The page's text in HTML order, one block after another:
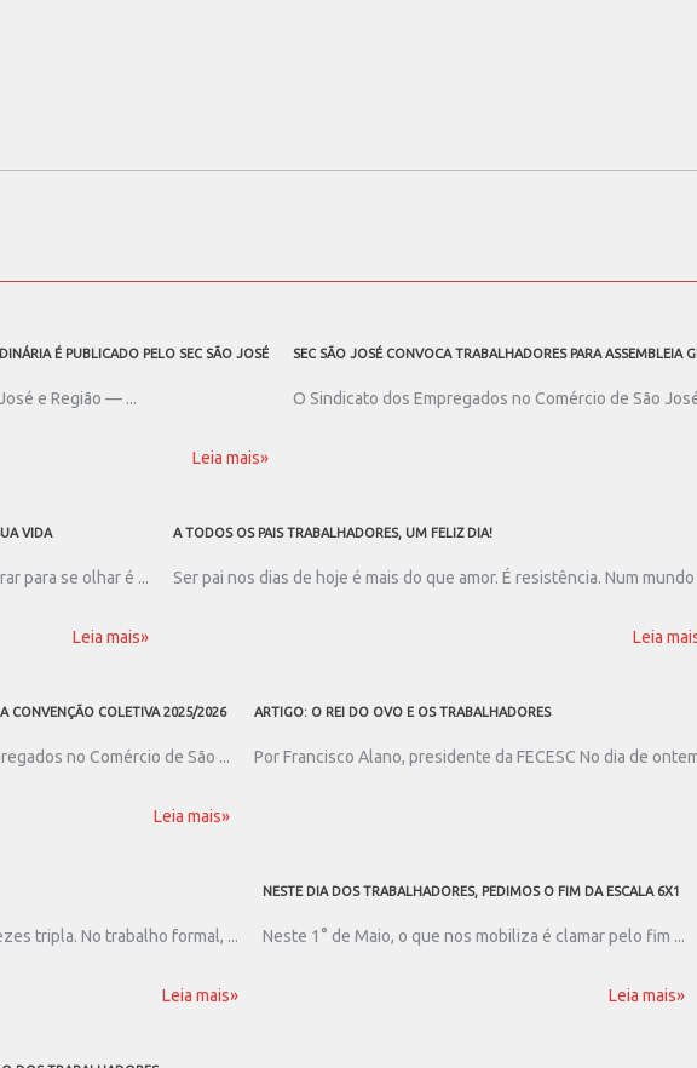
É PUBLICADO PELO SEC SÃO JOSÉ
e Região — ...
Leia mais»
SEC SÃO JOSÉ CONVOCA TRABALHADORES PARA ASSEMBLEIA
O Sindicato dos Empregados no Comércio de São
VIDA
para se olhar é ...
Leia mais»
A TODOS OS PAIS TRABALHADORES, UM FELIZ DIA!
Ser pai nos dias de hoje é mais do que amor. É resistência. Num mundo
Leia
CONVENÇÃO COLETIVA 2025/2026
no Comércio de São ...
Leia mais»
ARTIGO: O REI DO OVO E OS TRABALHADORES
Por Francisco Alano, presidente da FECESC No dia de
tripla. No trabalho formal, ...
Leia mais»
NESTE DIA DOS TRABALHADORES, PEDIMOS O FIM DA ESCALA 6X1
Neste 1° de Maio, o que nos mobiliza é clamar pelo fim ...
Leia mais»